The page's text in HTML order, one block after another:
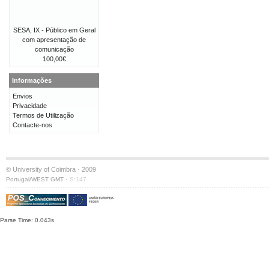
SESA, IX - Público em Geral
com apresentação de
comunicação
100,00€
Informações
Envios
Privacidade
Termos de Utilização
Contacte-nos
© University of Coimbra · 2009
Portugal/WEST GMT · S:147
Parse Time: 0.043s